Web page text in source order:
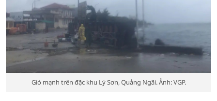
Gió mạnh trên đặc khu Lý Sơn, Quảng Ngãi. Ảnh: VGP.